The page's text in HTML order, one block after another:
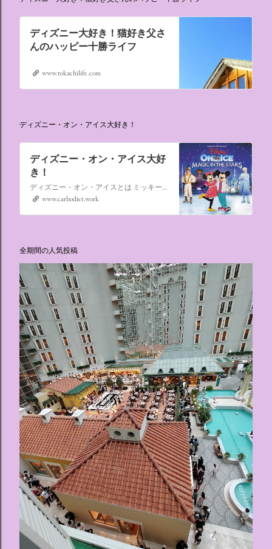
ディズニー大好き！猫好き父さ
んのハッピー十勝ライフ
www.tokachilife.com
ディズニー・オン・アイス大好き！
ディズニー・オン・アイス大好
き！
ディズニー・オン・アイスとは ミッキーマウスやミニーマウスをはじめ、たくさんのディズニーキャラクターが登場し、世代を超えて愛され続けている、氷の上のミュージカルショーです。
www.carbodiet.work
全期間の人気投稿